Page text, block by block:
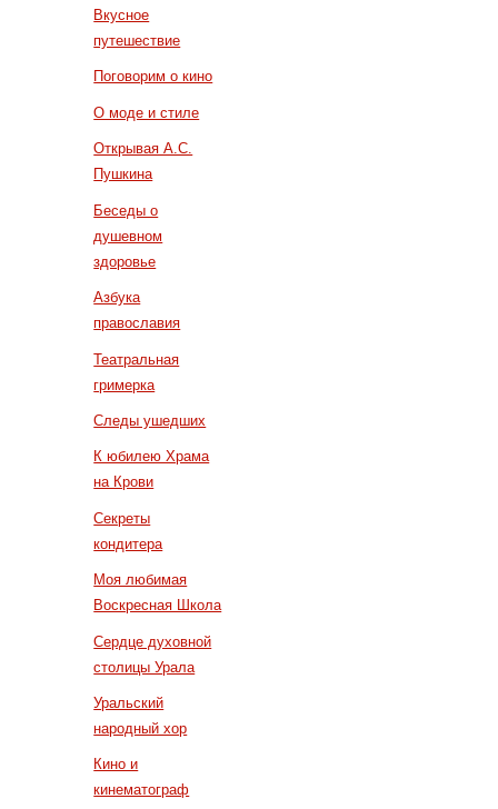
Вкусное
путешествие
Поговорим о кино
О моде и стиле
Открывая А.С.
Пушкина
Беседы о
душевном
здоровье
Азбука
православия
Театральная
гримерка
Следы ушедших
К юбилею Храма
на Крови
Секреты
кондитера
Моя любимая
Воскресная Школа
Сердце духовной
столицы Урала
Уральский
народный хор
Кино и
кинематограф